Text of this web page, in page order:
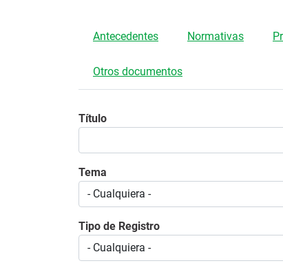
Antecedentes Normativas
Otros documentos
Título
Tema
Tipo de Registro